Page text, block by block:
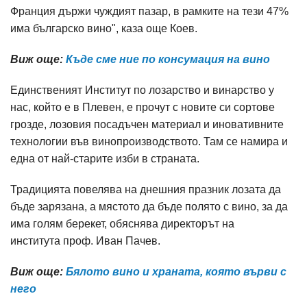
Франция държи чуждият пазар, в рамките на тези 47%
има българско вино", каза още Коев.
Виж още: Къде сме ние по консумация на вино
Единственият Институт по лозарство и винарство у
нас, който е в Плевен, е прочут с новите си сортове
грозде, лозовия посадъчен материал и иновативните
технологии във винопроизводството. Там се намира и
една от най-старите изби в страната.
Традицията повелява на днешния празник лозата да
бъде зарязана, а мястото да бъде полято с вино, за да
има голям берекет, обяснява директорът на
института проф. Иван Пачев.
Виж още: Бялото вино и храната, която върви с
него